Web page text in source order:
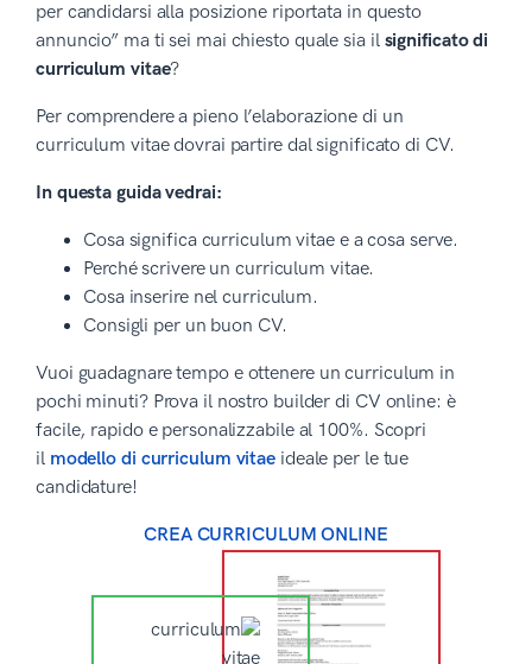
per candidarsi alla posizione riportata in questo
annuncio” ma ti sei mai chiesto quale sia il significato di
curriculum vitae?
Per comprendere a pieno l’elaborazione di un
curriculum vitae dovrai partire dal significato di CV.
In questa guida vedrai:
Cosa significa curriculum vitae e a cosa serve.
Perché scrivere un curriculum vitae.
Cosa inserire nel curriculum.
Consigli per un buon CV.
Vuoi guadagnare tempo e ottenere un curriculum in
pochi minuti? Prova il nostro builder di CV online: è
facile, rapido e personalizzabile al 100%. Scopri
il modello di curriculum vitae ideale per le tue
candidature!
CREA CURRICULUM ONLINE